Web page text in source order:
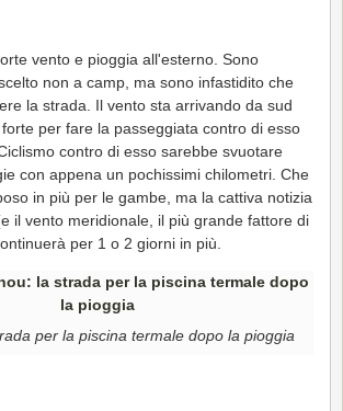
vento e pioggia all'esterno. Sono
non a camp, ma sono infastidito che
la strada. Il vento sta arrivando da sud
per fare la passeggiata contro di esso
contro di esso sarebbe svuotare
con appena un pochissimi chilometri. Che
in più per le gambe, ma la cattiva notizia
il vento meridionale, il più grande fattore di
per 1 o 2 giorni in più.
per la piscina termale dopo la pioggia